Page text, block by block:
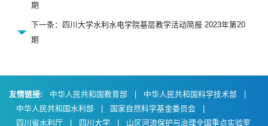
期
下一条：四川大学水利水电学院基层教学活动简报 2023年第20
期
友情链接: 中华人民共和国教育部 中华人民共和国科学技术部
中华人民共和国水利部
国家自然科学基金委员会
四川省水利厅
四川大学 山区河流保护与治理全国重点实验室